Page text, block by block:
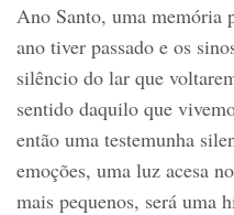
Ano Santo, uma memória
ano tiver passado e os
silêncio do lar que
sentido daquilo que
então uma testemunha
emoções, uma luz acesa
mais pequenos, será uma